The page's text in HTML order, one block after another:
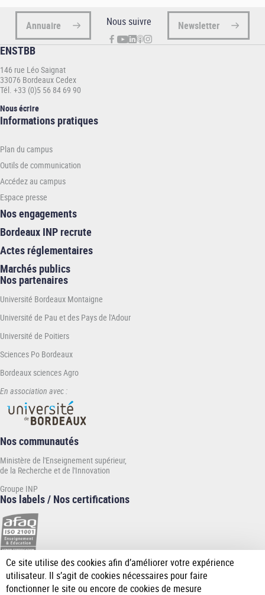
Annuaire Nous suivre Newsletter
ENSTBB
146 rue Léo Saignat
33076 Bordeaux Cedex
Tél. +33 (0)5 56 84 69 90
Nous écrire
Informations
ENSTBB
Informations pratiques
Plan du campus
Outils de communication
Accédez au campus
Espace presse
Nos engagements
Bordeaux INP recrute
Actes réglementaires
Marchés publics
Nos partenaires
Université Bordeaux Montaigne
Université de Pau et des Pays de l'Adour
Université de Poitiers
Sciences Po Bordeaux
Bordeaux sciences Agro
En association avec :
Nos communautés
Ministère de l'Enseignement supérieur,
de la Recherche et de l'Innovation
Groupe INP
Nos labels / Nos certifications
Ce site utilise des cookies afin d’améliorer votre expérience
utilisateur. Il s’agit de cookies nécessaires pour faire
fonctionner le site ou encore de cookies de mesure